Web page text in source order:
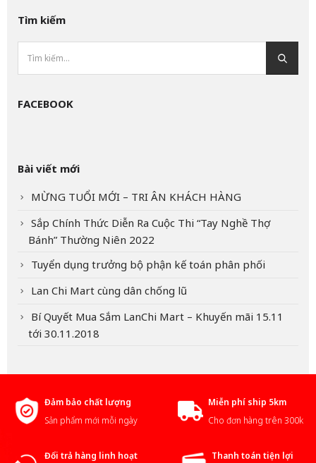
Tìm kiếm
FACEBOOK
Bài viết mới
MỪNG TUỔI MỚI – TRI ÂN KHÁCH HÀNG
Sắp Chính Thức Diễn Ra Cuộc Thi “Tay Nghề Thợ
Bánh” Thường Niên 2022
Tuyển dụng trưởng bộ phận kế toán phân phối
Lan Chi Mart cùng dân chống lũ
Bí Quyết Mua Sắm LanChi Mart – Khuyến mãi 15.11
tới 30.11.2018
Đảm bảo chất lượng
Sản phẩm mới mỗi ngày
Miễn phí ship 5km
Cho đơn hàng trên 300k
Đổi trả hàng linh hoạt
Thanh toán tiện lợi